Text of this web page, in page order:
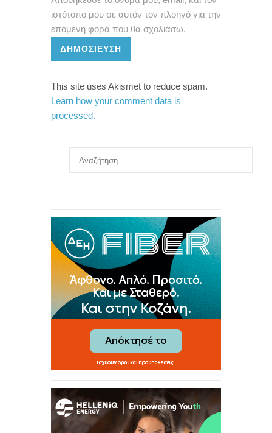
ιστότοπο μου σε αυτόν τον πλοηγό για την
επόμενη φορά που θα σχολιάσω.
ΔΗΜΟΣΊΕΥΣΗ
This site uses Akismet to reduce spam.
Learn how your comment data is
processed.